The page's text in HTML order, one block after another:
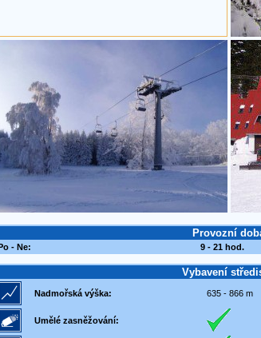
Provozní
- Ne: 9 - 21 hod.
Vybavení
Nadmořská výška: 635 - 866 m
Umělé zasněžování: